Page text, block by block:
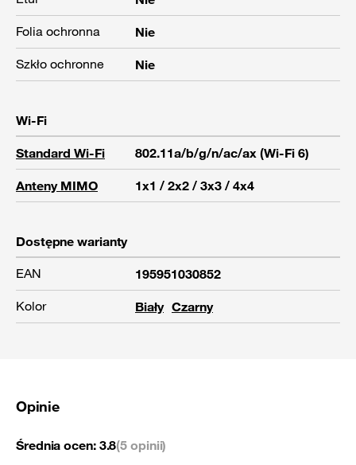
Folia ochronna
Nie
Szkło ochronne
Nie
Wi-Fi
Standard Wi-Fi 802.11a/b/g/n/ac/ax (Wi-Fi 6)
Anteny MIMO 1x1 / 2x2 / 3x3 / 4x4
Dostępne warianty
EAN
195951030852
Kolor
Biały Czarny
Opinie
Średnia ocen: 3.8(5 opinii)